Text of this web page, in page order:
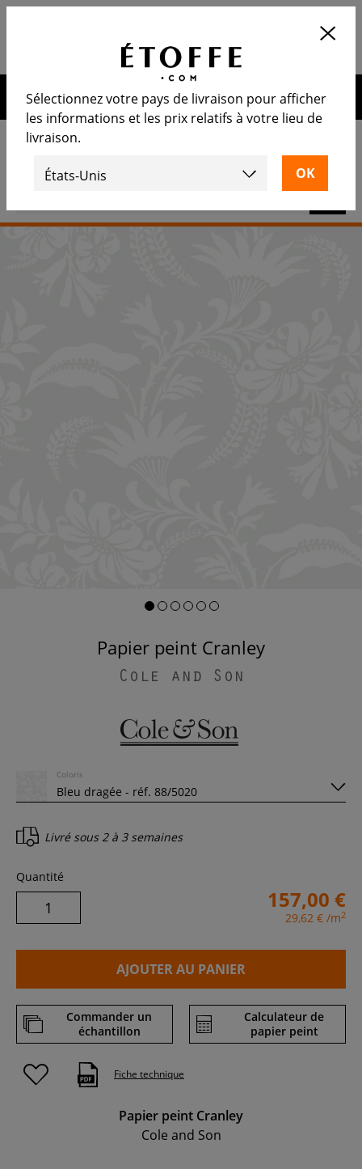
Calculez le nombre de rouleaux
nécessaire
OUVRIR
inscrivant à notre newsletter
Papier peint Cranley
Cole and Son
Coloris
Livré sous 2 à 3 semaines
Quantité
157,00 €
29,62 € /m2
AJOUTER AU PANIER
Commander un
échantillon
Calculateur de
papier peint
Fiche technique
Papier peint Cranley
Cole and Son
Sélectionnez votre pays de livraison pour afficher
les informations et les prix relatifs à votre lieu de
livraison.